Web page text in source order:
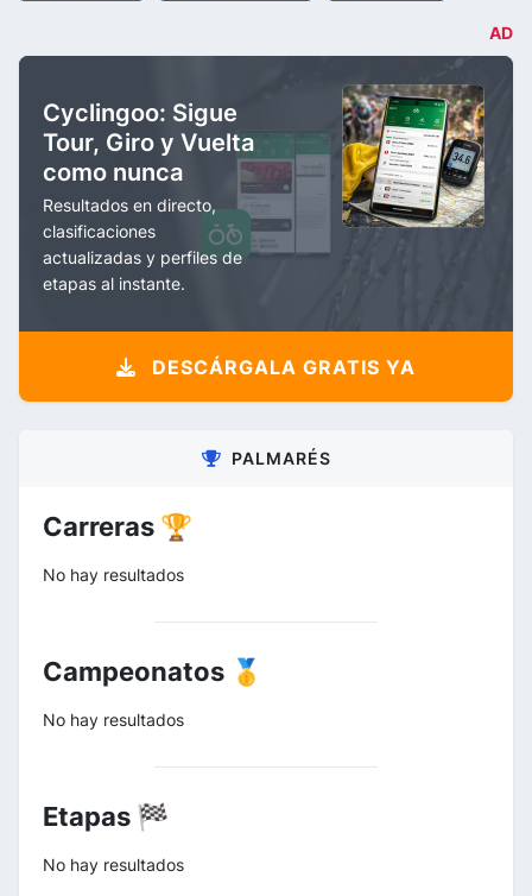
AD
Cyclingoo: Sigue
Tour, Giro y Vuelta
como nunca
Resultados en directo,
clasificaciones
actualizadas y perfiles de
etapas al instante.
DESCÁRGALA GRATIS YA
PALMARÉS
Carreras 🏆
No hay resultados
Campeonatos 🥇
No hay resultados
Etapas 🏁
No hay resultados